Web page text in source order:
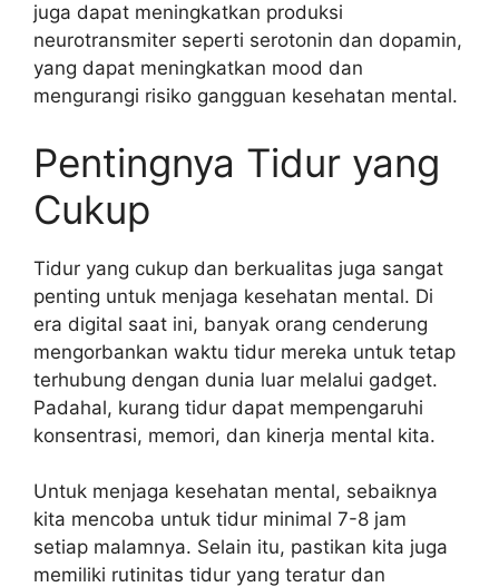
juga dapat meningkatkan produksi
neurotransmiter seperti serotonin dan dopamin,
yang dapat meningkatkan mood dan
mengurangi risiko gangguan kesehatan mental.
Pentingnya Tidur yang
Cukup
Tidur yang cukup dan berkualitas juga sangat
penting untuk menjaga kesehatan mental. Di
era digital saat ini, banyak orang cenderung
mengorbankan waktu tidur mereka untuk tetap
terhubung dengan dunia luar melalui gadget.
Padahal, kurang tidur dapat mempengaruhi
konsentrasi, memori, dan kinerja mental kita.
Untuk menjaga kesehatan mental, sebaiknya
kita mencoba untuk tidur minimal 7-8 jam
setiap malamnya. Selain itu, pastikan kita juga
memiliki rutinitas tidur yang teratur dan